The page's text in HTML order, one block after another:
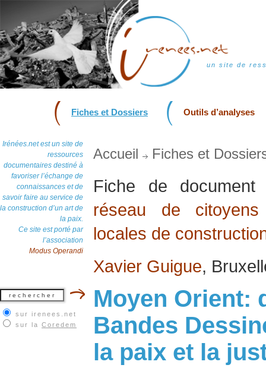
un site de
Fiches et Dossiers Outils d’analyses
Irénées.net est un site de
ressources
documentaires destiné à
favoriser l’échange de
connaissances et de
savoir faire au service de
la construction d’un art de
la paix.
Ce site est porté par
l’association
Modus Operandi
sur irenees.net
sur la Coredem
Accueil Fiches et
Fiche de
réseau de
locales de
Xavier Guigue,
Moyen Orient:
Bandes
la paix et la